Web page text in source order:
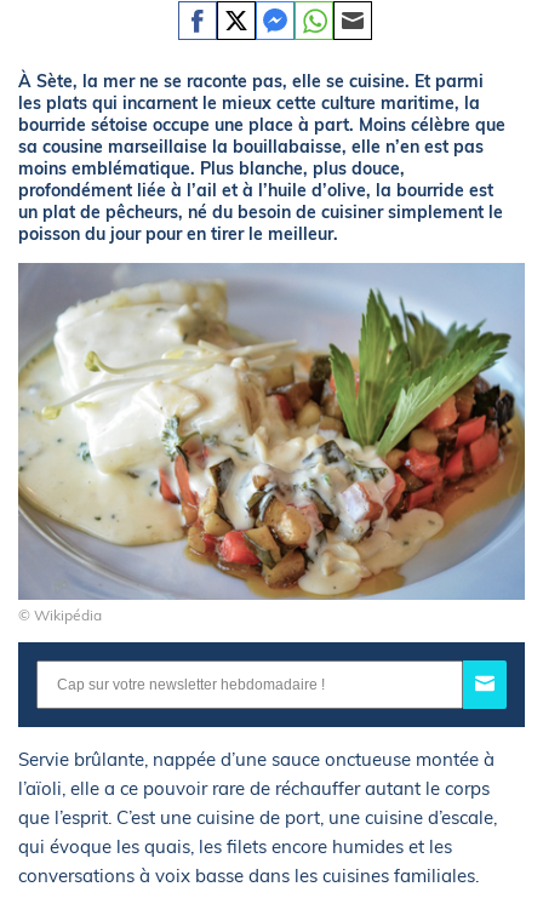
À Sète, la mer ne se raconte pas, elle se cuisine. Et parmi
les plats qui incarnent le mieux cette culture maritime, la
bourride sétoise occupe une place à part. Moins célèbre que
sa cousine marseillaise la bouillabaisse, elle n’en est pas
moins emblématique. Plus blanche, plus douce,
profondément liée à l’ail et à l’huile d’olive, la bourride est
un plat de pêcheurs, né du besoin de cuisiner simplement le
poisson du jour pour en tirer le meilleur.
© Wikipédia
Servie brûlante, nappée d’une sauce onctueuse montée à
l’aïoli, elle a ce pouvoir rare de réchauffer autant le corps
que l’esprit. C’est une cuisine de port, une cuisine d’escale,
qui évoque les quais, les filets encore humides et les
conversations à voix basse dans les cuisines familiales.